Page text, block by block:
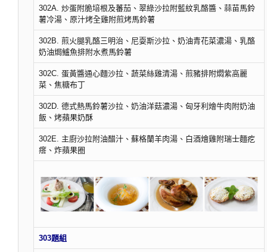
302A. 炒蛋附脆培根及蕃茄、翠綠沙拉附藍紋乳酪醬、蒜苗馬鈴
薯冷湯、原汁烤全雞附煎烤馬鈴薯
302B. 煎火腿乳酪三明治、尼耍斯沙拉、奶油青花菜濃湯、乳酪
奶油焗鱸魚排附水煮馬鈴薯
302C. 蛋黃醬通心麵沙拉、蔬菜絲雞清湯、煎豬排附燜紫高麗
菜、焦糖布丁
302D. 德式熱馬鈴薯沙拉、奶油洋菇濃湯、匈牙利燴牛肉附奶油
飯、烤蘋果奶酥
302E. 主廚沙拉附油醋汁、蘇格蘭羊肉湯、白酒燴雞附瑞士麵疙
瘩、炸蘋果圈
303題組